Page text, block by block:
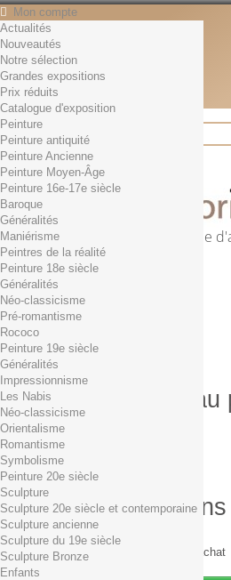
Mon compte
Contact
Français
English
Français
Actualités
Rechercher
Première librairie
Panier (vide)
Aucun produit
0,01€ dès 29€ d'achat
0,00 € Total
Commander
Produit ajouté au
succès
Quantité
Total
Il y a 1 produit
Total produits TTC
Frais de port TTC
0,01€ dès 29€ d'achat
Total TTC
Actualités
Nouveautés
Notre sélection
Grandes expositions
Prix réduits
Catalogue d'exposition
Peinture
Peinture antiquité
Peinture Ancienne
Peinture Moyen-Âge
Peinture 16e-17e siècle
Baroque
Généralités
Maniérisme
Peintres de la réalité
Peinture 18e siècle
Généralités
Néo-classicisme
Pré-romantisme
Rococo
Peinture 19e siècle
Généralités
Impressionnisme
Les Nabis
Néo-classicisme
Orientalisme
Romantisme
Symbolisme
Peinture 20e siècle
Sculpture
Sculpture 20e siècle et contemporaine
Sculpture ancienne
Sculpture du 19e siècle
Sculpture Bronze
Enfants